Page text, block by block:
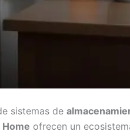
sistemas de
Home ofrecen un